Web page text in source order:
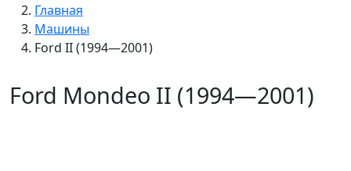
Главная
Машины
Ford II (1994—2001)
Ford Mondeo II (1994—2001)